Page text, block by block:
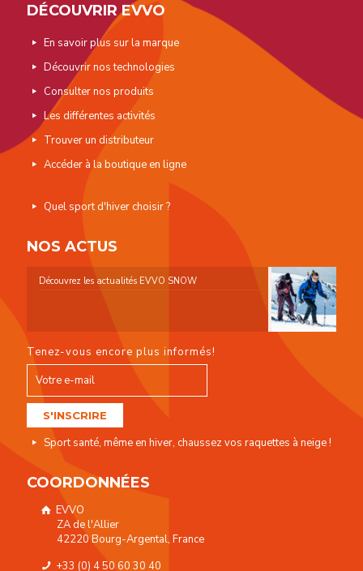
DÉCOUVRIR EVVO
En savoir plus sur la marque
Découvrir nos technologies
Consulter nos produits
Les différentes activités
Trouver un distributeur
Accéder à la boutique en ligne
Quel sport d'hiver choisir ?
NOS ACTUS
Découvrez les actualités EVVO SNOW
Tenez-vous encore plus informés!
Sport santé, même en hiver, chaussez vos raquettes à neige !
COORDONNÉES
EVVO
ZA de l'Allier
42220 Bourg-Argental, France
+33 (0) 4 50 60 30 40